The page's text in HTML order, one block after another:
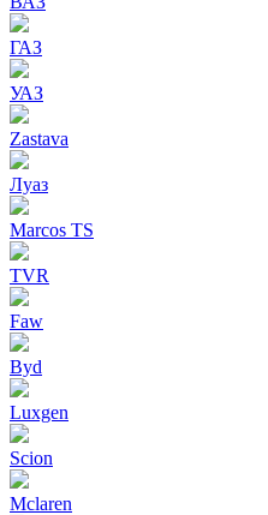
ГАЗ
УАЗ
Zastava
Луаз
Marcos TS
TVR
Faw
Byd
Luxgen
Scion
Mclaren